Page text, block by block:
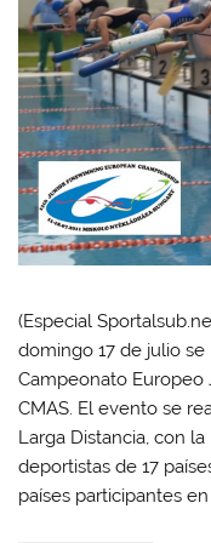
(Especial
domingo 17 de julio se
Campeonato
CMAS. El evento se
Larga Distancia, con
deportistas de 17
países participantes